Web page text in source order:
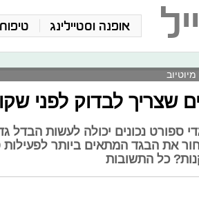
אופנה וסטיילינג טיפוח
ספורט נכונים יכולה לעשות הבדל
את הבגד המתאים ביותר לפעילות
כל התשובות